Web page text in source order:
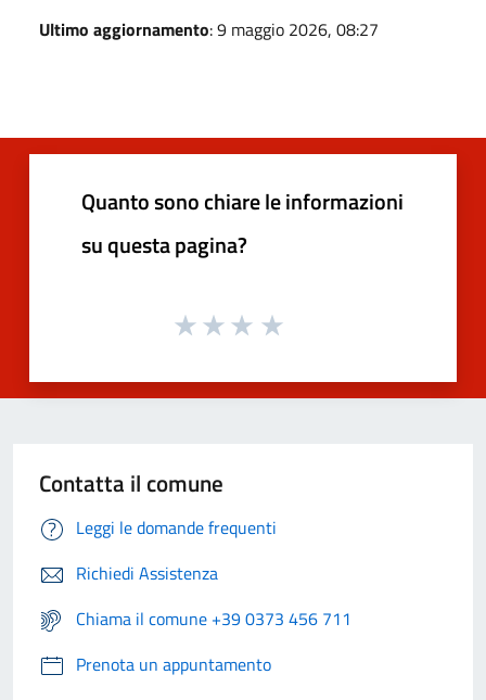
Ultimo aggiornamento: 9 maggio 2026, 08:27
Quanto sono chiare le informazioni
su questa pagina?
Contatta il comune
Leggi le domande frequenti
Richiedi Assistenza
Chiama il comune +39 0373 456 711
Prenota un appuntamento